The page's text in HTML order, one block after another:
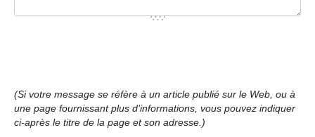
(Si votre message se réfère à un article publié sur le Web, ou à
une page fournissant plus d’informations, vous pouvez indiquer
ci-après le titre de la page et son adresse.)